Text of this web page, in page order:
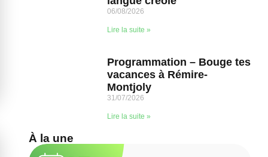
06/08/2026
Lire la suite »
Programmation – Bouge tes
vacances à Rémire-
Montjoly
31/07/2026
Lire la suite »
À la une